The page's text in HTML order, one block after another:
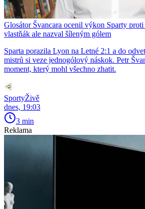
Glosátor Švancara ocenil výkon Sparty
vlastňák ale nazval šíleným gólem
Sparta porazila Lyon na Letné 2:1 a do
mistrů si veze jednogólový náskok. Petr
moment, který mohl všechno zhatit.
SportyŽivě
dnes, 19:03
3 min
Reklama